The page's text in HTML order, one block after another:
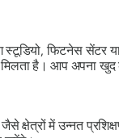
फिटनेस सेंटर
है। आप अपना
क्षेत्रों में उन्नत